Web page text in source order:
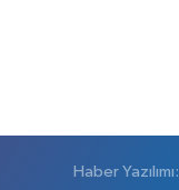
Haber Yazılımı: